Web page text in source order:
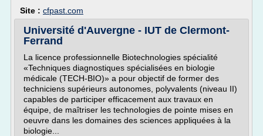
Site : cfpast.com
Université d'Auvergne - IUT de Clermont-
Ferrand
La licence professionnelle Biotechnologies spécialité
«Techniques diagnostiques spécialisées en biologie
médicale (TECH-BIO)» a pour objectif de former des
techniciens supérieurs autonomes, polyvalents (niveau II)
capables de participer efficacement aux travaux en
équipe, de maîtriser les technologies de pointe mises en
oeuvre dans les domaines des sciences appliquées à la
biologie...